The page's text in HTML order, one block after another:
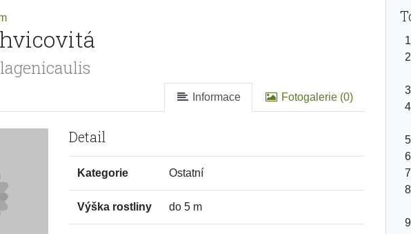
Informace Fotogalerie (0)
Detail
Kategorie Ostatní
Výška rostliny do 5 m